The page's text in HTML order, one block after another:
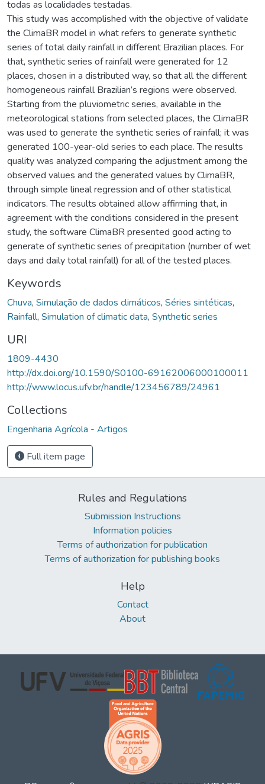
todas as localidades testadas.
This study was accomplished with the objective of validate
the ClimaBR model in what refers to generate synthetic
series of total daily rainfall in different Brazilian places. For
that, synthetic series of rainfall were generated for 12
places, chosen in a distributed way, so that all the different
homogeneous rainfall Brazilian’s regions were observed.
Starting from the pluviometric series, available in the
meteorological stations from selected places, the ClimaBR
was used to generate the synthetic series of rainfall; it was
generated 100-year-old series to each place. The results
quality was analyzed comparing the adjustment among the
observed values and the generated values by ClimaBR,
through simple lineal regression and of other statistical
indicators. The results obtained allow affirming that, in
agreement with the conditions considered in the present
study, the software ClimaBR presented good acting to
generate of synthetic series of precipitation (number of wet
days and daily total rainfall) for all of the tested places.
Keywords
Chuva, Simulação de dados climáticos, Séries sintéticas,
Rainfall, Simulation of climatic data, Synthetic series
URI
1809-4430
http://dx.doi.org/10.1590/S0100-69162006000100011
http://www.locus.ufv.br/handle/123456789/24961
Collections
Engenharia Agrícola - Artigos
Full item page
Rules and Regulations
Submission Instructions
Information policies
Terms of authorization for publication
Terms of authorization for publishing books
Help
Contact
About